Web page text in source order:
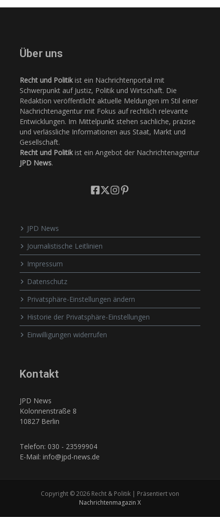
Über uns
Recht und Politikist ein Nachrichtenportal mit
Schwerpunkt auf Justiz, Politik und Wirtschaft. Die
Redaktion veröffentlicht aktuelle Meldungen im Stil einer
Nachrichtenagentur mit Fokus auf rechtlich relevante
Entwicklungen. Im Mittelpunkt stehen sachliche, präzise
und verlässliche Informationen aus Staat, Markt und
Gesellschaft.
Recht und Politikist ein Angebot der Nachrichtenagentur
JPD News.
JPD News
Journalistische Leitlinien
Impressum
Datenschutz
Privatsphäre-Einstellungen ändern
Historie der Privatsphäre-Einstellungen
Einwilligungen widerrufen
Kontakt
JPD News
Kolonnenstraße 8
10827 Berlin
Telefon: 030 - 23599904
E-Mail: info@jpd-news.de
Copyright © 2026 Recht & Politik | Präsentiert von
Nachrichtenmagazin X